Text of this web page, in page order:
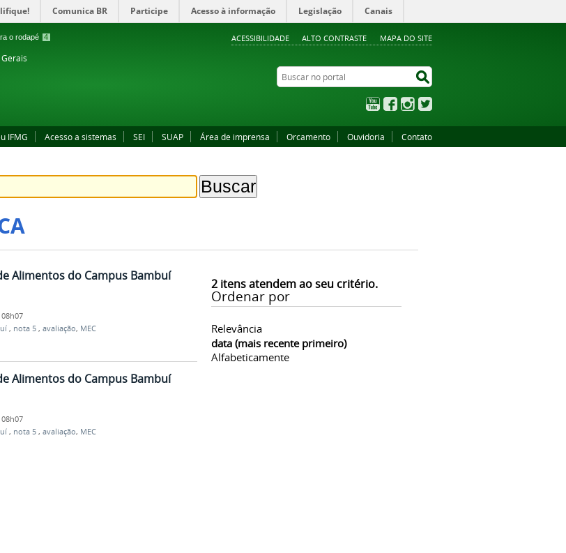
o rodapé 4 ACESSIBILIDADE ALTO CONTRASTE MAPA DO SITE
Comunica BR Participe Acesso à informação Legislação Canais
Buscar no portal
YouTubeFacebookInstagram
IFMG Acesso a sistemas SEI SUAP Área de imprensa Orcamento Ouvidoria Contato
2itens atendem ao seu critério.
Ordenar por
Relevância
data (mais recente primeiro)
Alfabeticamente
Alimentos do Campus Bambuí
, nota 5 , avaliação, MEC
Alimentos do Campus Bambuí
, nota 5 , avaliação, MEC